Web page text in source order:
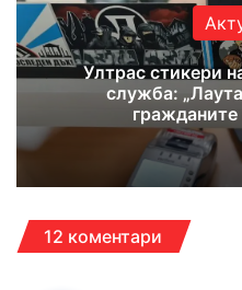
Ултрас стикери
служба:
12 коментари